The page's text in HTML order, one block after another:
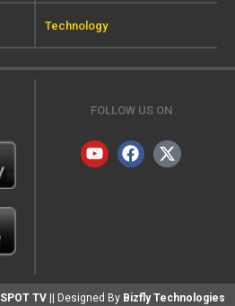
Technology
FOLLOW US ON
SPOT TV || Designed By Bizfly Technologies